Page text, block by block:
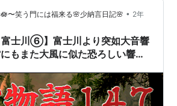
〜笑う門には福来る🌸少納言日記🌸 • 2年
富士川⑥】富士川より突如大音響
もまた大風に似た恐ろしい響が
立った富士の沼の水鳥の羽音で